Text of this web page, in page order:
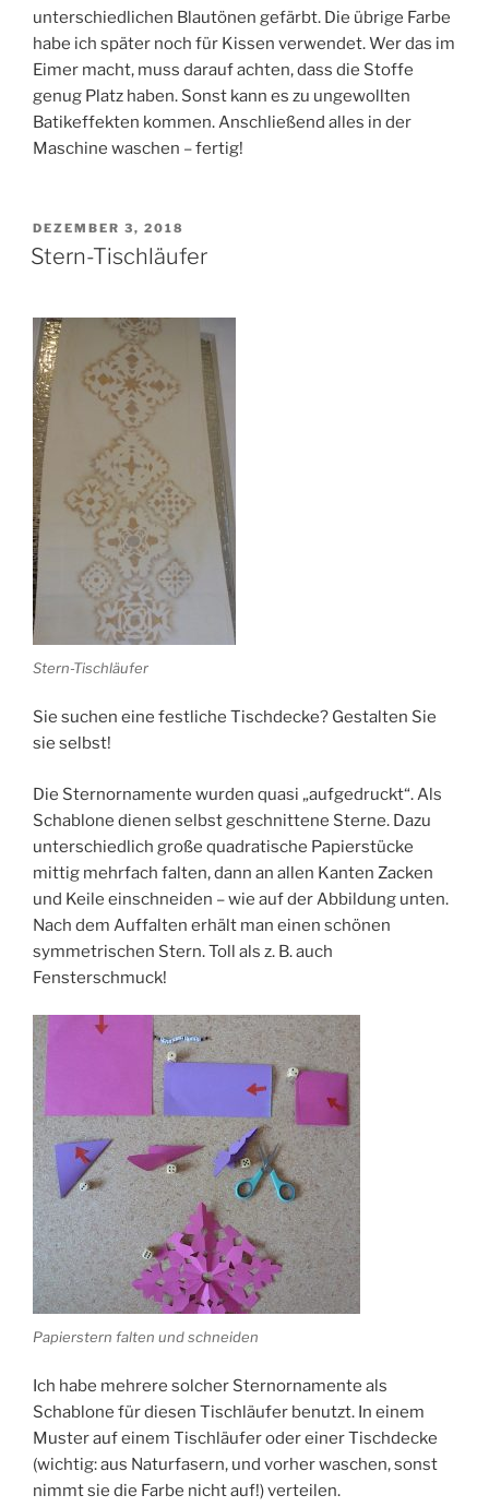
unterschiedlichen Blautönen gefärbt. Die übrige Farbe
habe ich später noch für Kissen verwendet. Wer das im
Eimer macht, muss darauf achten, dass die Stoffe
genug Platz haben. Sonst kann es zu ungewollten
Batikeffekten kommen. Anschließend alles in der
Maschine waschen – fertig!
VERÖFFENTLICHT
AM
DEZEMBER 3, 2018
Stern-Tischläufer
Stern-Tischläufer
Sie suchen eine festliche Tischdecke? Gestalten Sie
sie selbst!
Die Sternornamente wurden quasi „aufgedruckt“. Als
Schablone dienen selbst geschnittene Sterne. Dazu
unterschiedlich große quadratische Papierstücke
mittig mehrfach falten, dann an allen Kanten Zacken
und Keile einschneiden – wie auf der Abbildung unten.
Nach dem Auffalten erhält man einen schönen
symmetrischen Stern. Toll als z. B. auch
Fensterschmuck!
Papierstern falten und schneiden
Ich habe mehrere solcher Sternornamente als
Schablone für diesen Tischläufer benutzt. In einem
Muster auf einem Tischläufer oder einer Tischdecke
(wichtig: aus Naturfasern, und vorher waschen, sonst
nimmt sie die Farbe nicht auf!) verteilen.